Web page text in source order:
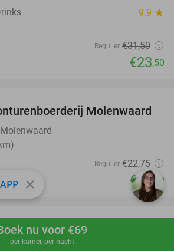
Boek nu
nu voor €69
per kamer, per nacht
9.9 star
Regulier €31,50
€23,50
27%
Molenwaard
Regulier €22,75
€16,50
favorite_border
(2,5 uur) + 3 glazen bier/wijn +
Wereldrestaurant Altijd
close